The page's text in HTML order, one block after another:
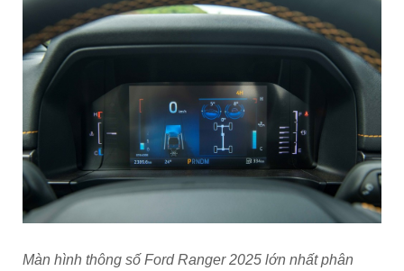
Màn hình thông số Ford Ranger 2025 lớn nhất phân